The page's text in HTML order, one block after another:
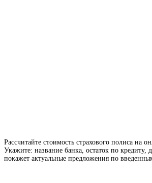
Рассчитайте стоимость страхового полиса на
Укажите: название банка, остаток по кредиту,
покажет актуальные предложения по